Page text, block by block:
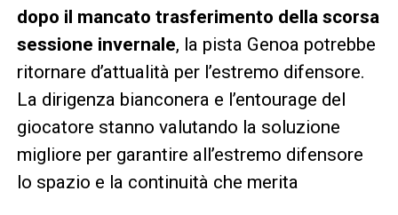
dopo il mancato trasferimento della scorsa
sessione invernale, la pista Genoa potrebbe
ritornare d’attualità per l’estremo difensore.
La dirigenza bianconera e l’entourage del
giocatore stanno valutando la soluzione
migliore per garantire all’estremo difensore
lo spazio e la continuità che merita